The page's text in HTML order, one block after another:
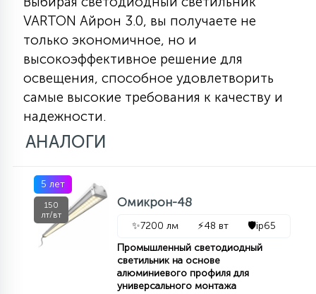
VARTON Айрон 3.0, вы получаете не
только экономичное, но и
высокоэффективное решение для
освещения, способное удовлетворить
самые высокие требования к качеству и
надежности.
АНАЛОГИ
5 лет
150
лт/вт
Омикрон-48
✨7200 лм ⚡48 вт 🛡️ip65
Промышленный светодиодный
светильник на основе
алюминиевого профиля для
универсального монтажа